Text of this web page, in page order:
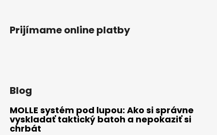
Prijímame online platby
Blog
MOLLE systém pod lupou: Ako si správne
vyskladať taktický batoh a nepokaziť si
chrbát